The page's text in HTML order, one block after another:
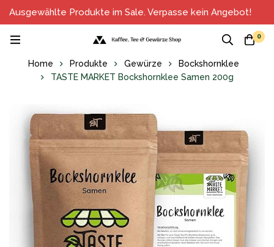
Ausgewählte Produkte im Sale. Verpasse kein Angebot!
0
Home Produkte Gewürze
Bockshornklee
TASTE MARKET Bockshornklee Samen 200g